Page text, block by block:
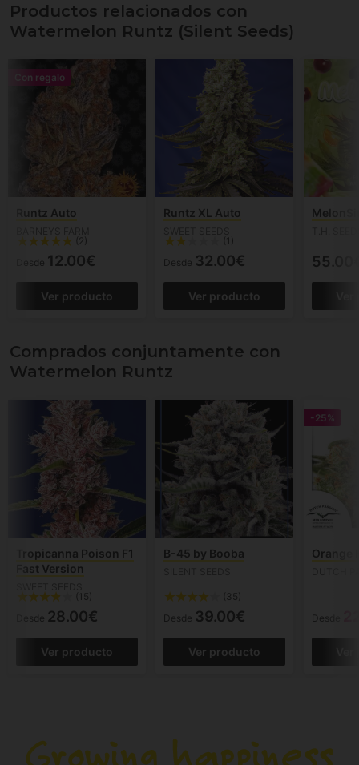
Productos relacionados con
Watermelon Runtz (Silent Seeds)
Con regalo
Runtz Auto
(2)
Desde 12.00€
Ver producto
Runtz XL Auto
(1)
Desde 32.00€
Ver producto
Comprados conjuntamente con
Watermelon Runtz
Tropicanna Poison F1
Fast Version
(15)
Desde 28.00€
Ver producto
B-45 by Booba
(35)
Desde 39.00€
Ver producto
-25%
Orange
Desde